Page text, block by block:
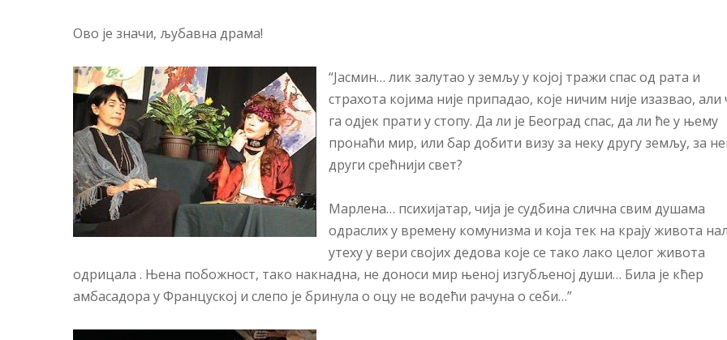
Ово је значи, љубавна драма!
“Јасмин… лик залутао у земљу у којој тражи спас од рата и
страхота којима није припадао, које ничим није изазвао, али
га одјек прати у стопу. Да ли је Београд спас, да ли ће у њему
пронаћи мир, или бар добити визу за неку другу земљу, за
други срећнији свет?
Марлена… психијатар, чија је судбина слична свим душама
одраслих у времену комунизма и која тек на крају живота
утеху у вери својих дедова које се тако лако целог живота
одрицала . Њена побожност, тако накнадна, не доноси мир њеној изгубљеној души… Била је кћер
амбасадора у Француској и слепо је бринула о оцу не водећи рачуна о себи…”